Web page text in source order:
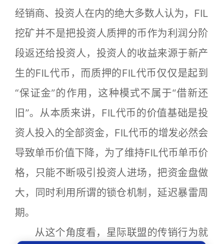
经销商、投资人在内的绝大多数人认为，FIL
挖矿并不是把投资人质押的币作为利润分阶
段返还给投资人，投资人的收益来源于新产
生的FIL代币，而质押的FIL代币仅仅是起到
“保证金”的作用，这种模式不属于“借新还
旧”。从本质来讲，FIL代币的价值基础是投
资人投入的全部资金，FIL代币的增发必然会
导致单币价值下降，为了维持FIL代币单币价
格，只能不断吸引投资人进场，把资金盘做
大，同时利用所谓的锁仓机制，延迟暴雷周
期。
从这个角度看，星际联盟的传销行为就